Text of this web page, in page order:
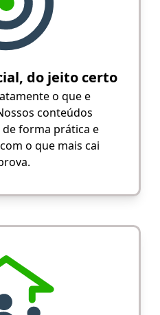
do jeito certo
o que e
conteúdos
forma prática e
o que mais cai